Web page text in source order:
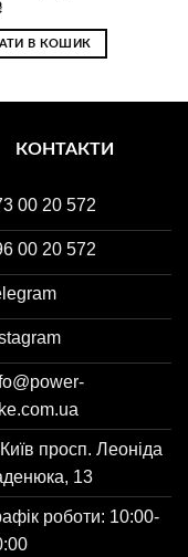
В КОШИК
КОНТАКТИ
00 20 572
00 20 572
просп. Леоніда
13
роботи: 10:00-